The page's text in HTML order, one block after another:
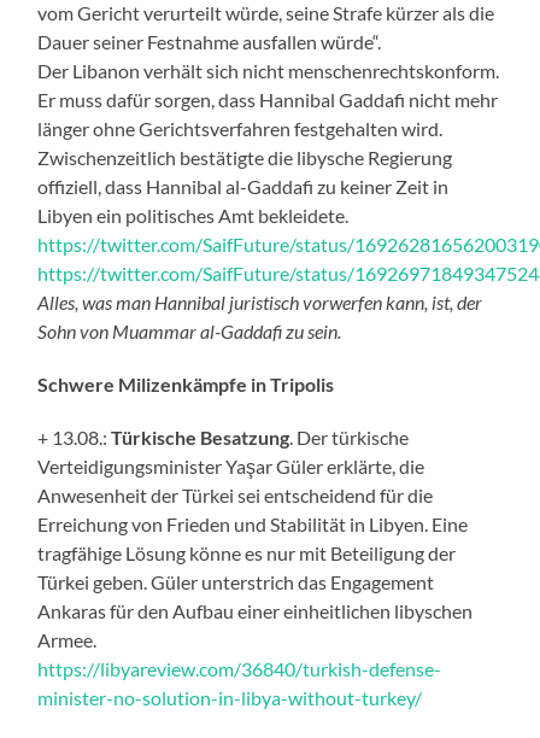
vom Gericht verurteilt würde, seine Strafe kürzer als die
Dauer seiner Festnahme ausfallen würde“.
Der Libanon verhält sich nicht menschenrechtskonform.
Er muss dafür sorgen, dass Hannibal Gaddafi nicht mehr
länger ohne Gerichtsverfahren festgehalten wird.
Zwischenzeitlich bestätigte die libysche Regierung
offiziell, dass Hannibal al-Gaddafi zu keiner Zeit in
Libyen ein politisches Amt bekleidete.
https://twitter.com/SaifFuture/status/
https://twitter.com/SaifFuture/status/
Alles, was man Hannibal juristisch vorwerfen kann, ist, der
Sohn von Muammar al-Gaddafi zu sein.
Schwere Milizenkämpfe in Tripolis
+ 13.08.:Türkische Besatzung. Der türkische
Verteidigungsminister Yaşar Güler erklärte, die
Anwesenheit der Türkei sei entscheidend für die
Erreichung von Frieden und Stabilität in Libyen. Eine
tragfähige Lösung könne es nur mit Beteiligung der
Türkei geben. Güler unterstrich das Engagement
Ankaras für den Aufbau einer einheitlichen libyschen
Armee.
https://libyareview.com/36840/turkish-defense-
minister-no-solution-in-libya-without-turkey/